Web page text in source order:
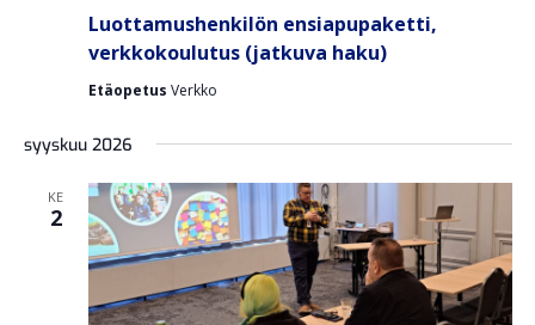
ä
v
i
g
o
i
Luottamushenkilön ensiapupaketti,
verkkokoulutus (jatkuva haku)
Etäopetus Verkko
syyskuu 2026
KE
2